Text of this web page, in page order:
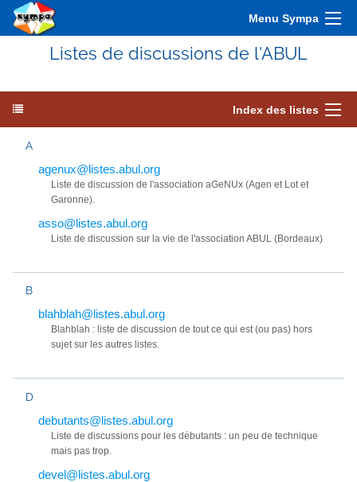
Menu Sympa
Listes de discussions de l'ABUL
Index des listes
A
agenux@listes.abul.org
Liste de discussion de l'association aGeNUx (Agen et Lot et
Garonne).
asso@listes.abul.org
Liste de discussion sur la vie de l'association ABUL (Bordeaux)
B
blahblah@listes.abul.org
Blahblah : liste de discussion de tout ce qui est (ou pas) hors
sujet sur les autres listes.
D
debutants@listes.abul.org
Liste de discussions pour les débutants : un peu de technique
mais pas trop.
devel@listes.abul.org